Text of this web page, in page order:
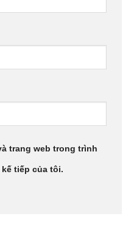
trang web trong trình
tiếp của tôi.